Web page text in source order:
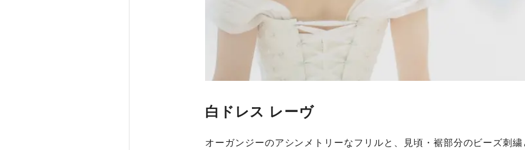
白ドレス レーヴ
オーガンジーのアシンメトリーなフリルと、見頃・裾部分のビーズ刺